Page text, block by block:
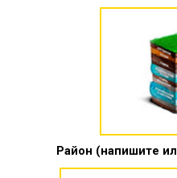
Район (напишите